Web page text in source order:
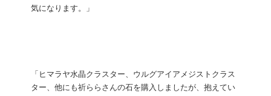
気になります。」
「ヒマラヤ水晶クラスター、ウルグアイアメジストクラス
ター、他にも祈ららさんの石を購入しましたが、抱えてい